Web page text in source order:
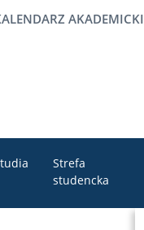
AKADEMICKI
Strefa
studencka